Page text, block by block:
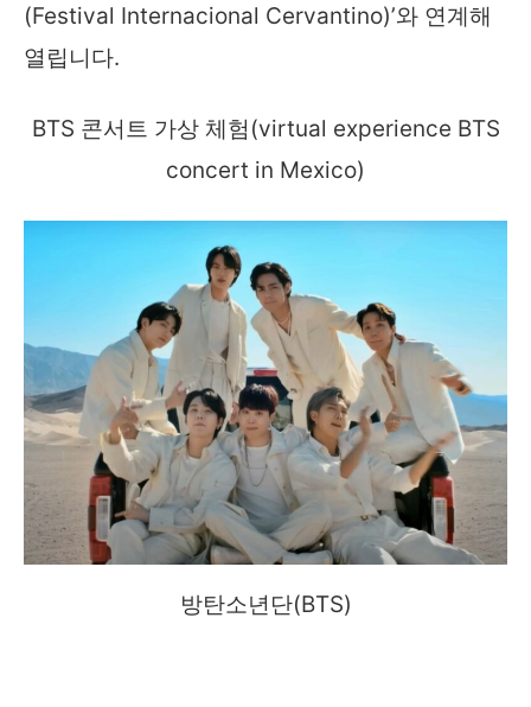
(Festival Internacional Cervantino)’와 연계해
열립니다.
BTS 콘서트 가상 체험(virtual experience BTS
concert in Mexico)
방탄소년단(BTS)